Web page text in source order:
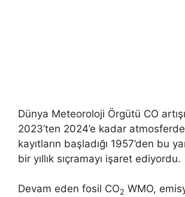
Dünya Meteoroloji Örgütü CO
2023’ten 2024’e kadar
kayıtların başladığı 1957’den bu
bir yıllık sıçramayı işaret ediyordu.
Devam eden fosil CO2 WMO,